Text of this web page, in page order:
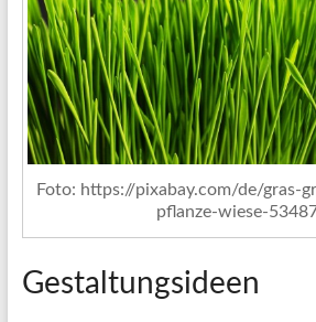
Foto: https://pixabay.com/de/gras-
pflanze-wiese-
Gestaltungsideen